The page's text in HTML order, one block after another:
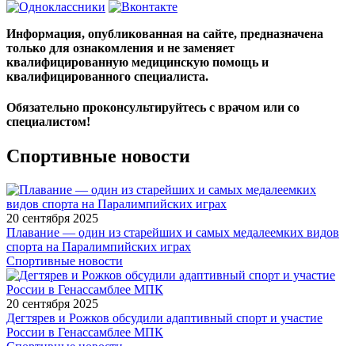
Информация, опубликованная на сайте, предназначена
только для ознакомления и не заменяет
квалифицированную медицинскую помощь и
квалифицированного специалиста.
Обязательно проконсультируйтесь с врачом или со
специалистом!
Спортивные новости
20 сентября 2025
Плавание — один из старейших и самых медалеемких видов
спорта на Паралимпийских играх
Спортивные новости
20 сентября 2025
Дегтярев и Рожков обсудили адаптивный спорт и участие
России в Генассамблее МПК